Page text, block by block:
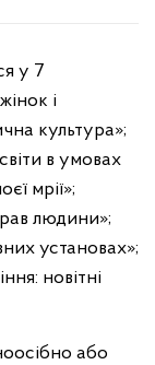
у 7
і
культура»;
в умовах
мрії»;
людини»;
установах»;
новітні
або